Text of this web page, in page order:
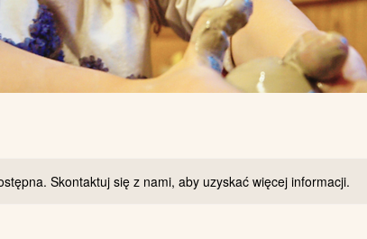
Skontaktuj się z nami, aby uzyskać więcej informacji.